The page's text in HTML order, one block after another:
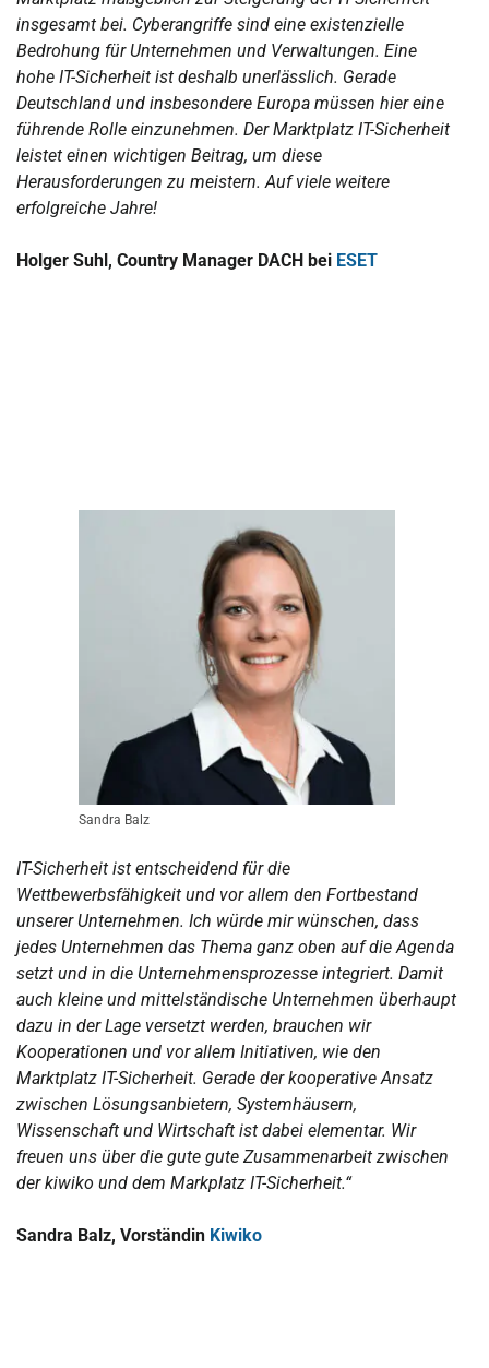
insgesamt bei. Cyberangriffe sind eine existenzielle
Bedrohung für Unternehmen und Verwaltungen. Eine
hohe IT-Sicherheit ist deshalb unerlässlich. Gerade
Deutschland und insbesondere Europa müssen hier eine
führende Rolle einzunehmen. Der Marktplatz IT-Sicherheit
leistet einen wichtigen Beitrag, um diese
Herausforderungen zu meistern. Auf viele weitere
erfolgreiche Jahre!
Holger Suhl, Country Manager DACH bei ESET
Sandra Balz
IT-Sicherheit ist entscheidend für die
Wettbewerbsfähigkeit und vor allem den Fortbestand
unserer Unternehmen. Ich würde mir wünschen, dass
jedes Unternehmen das Thema ganz oben auf die Agenda
setzt und in die Unternehmensprozesse integriert. Damit
auch kleine und mittelständische Unternehmen überhaupt
dazu in der Lage versetzt werden, brauchen wir
Kooperationen und vor allem Initiativen, wie den
Marktplatz IT-Sicherheit. Gerade der kooperative Ansatz
zwischen Lösungsanbietern, Systemhäusern,
Wissenschaft und Wirtschaft ist dabei elementar. Wir
freuen uns über die gute gute Zusammenarbeit zwischen
der kiwiko und dem Markplatz IT-Sicherheit.“
Sandra Balz, Vorständin Kiwiko